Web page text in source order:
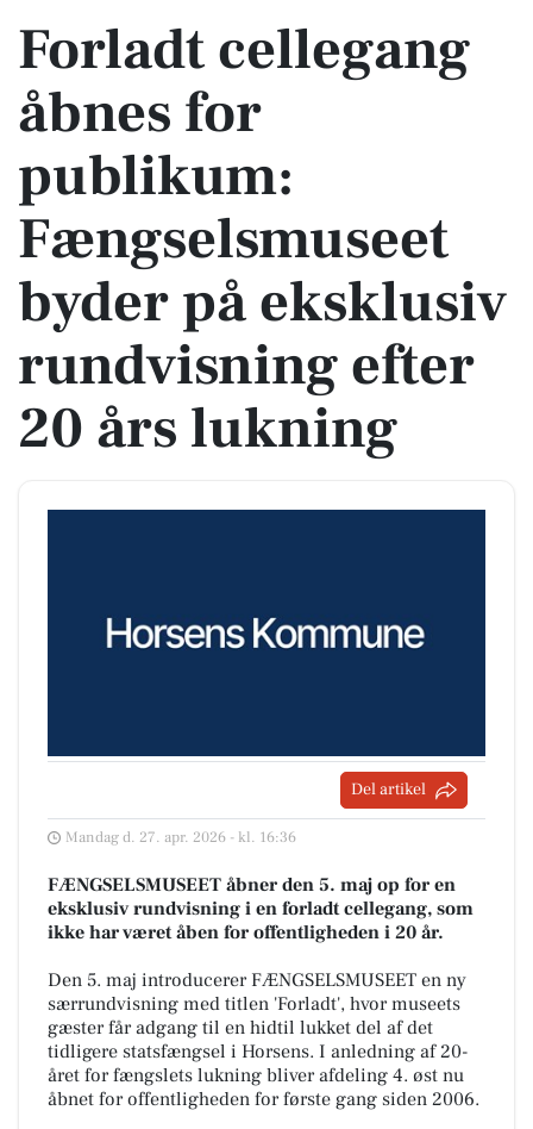
Forladt cellegang
åbnes for
publikum:
Fængselsmuseet
byder på eksklusiv
rundvisning efter
20 års lukning
Del artikel
Mandag d. 27. apr. 2026 - kl. 16:36
FÆNGSELSMUSEET åbner den 5. maj op for en
eksklusiv rundvisning i en forladt cellegang, som
ikke har været åben for offentligheden i 20 år.
Den 5. maj introducerer FÆNGSELSMUSEET en ny
særrundvisning med titlen 'Forladt', hvor museets
gæster får adgang til en hidtil lukket del af det
tidligere statsfængsel i Horsens. I anledning af 20-
året for fængslets lukning bliver afdeling 4. øst nu
åbnet for offentligheden for første gang siden 2006.